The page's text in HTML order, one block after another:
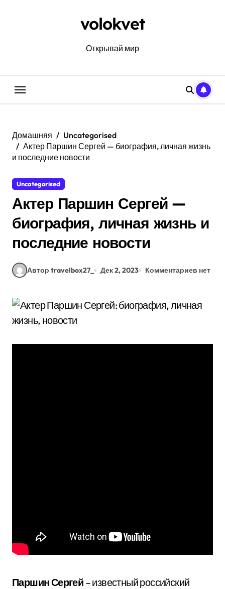
volokvet
Открывай мир
Домашняя
Uncategorised
Актер Паршин Сергей — биография, личная жизнь
и последние новости
Uncategorised
Актер Паршин Сергей —
биография, личная жизнь и
последние новости
Автор travelbox27_ Дек 2, 2023 Комментариев нет
Паршин Сергей – известный российский